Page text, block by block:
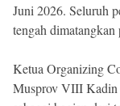
Juni 2026. Seluruh
tengah dimatangkan
Ketua Organizing
Musprov VIII Kadin